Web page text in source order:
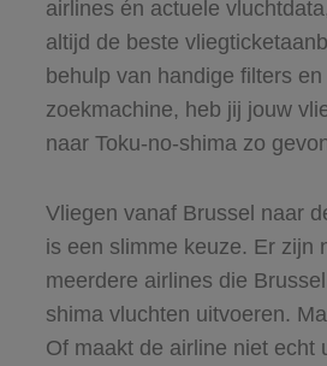
airlines én actuele
altijd de beste
behulp van handige filters
zoekmachine, heb jij jouw
naar Toku-no-shima zo
Vliegen vanaf Brussel naar
is een slimme keuze. Er zijn
meerdere airlines die
shima vluchten uitvoeren.
Of maakt de airline niet echt